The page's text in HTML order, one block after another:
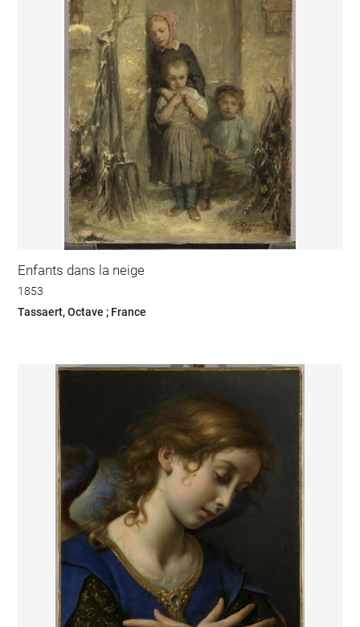
Enfants dans la neige
1853
Tassaert, Octave ; France